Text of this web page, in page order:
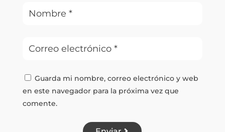
Guarda mi nombre, correo electrónico y web
en este navegador para la próxima vez que
comente.